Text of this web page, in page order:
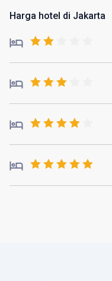
Harga hotel di Jakarta